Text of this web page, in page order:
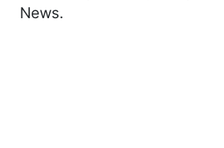
News.